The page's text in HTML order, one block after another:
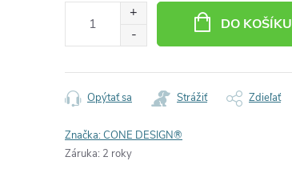
DO KOŠÍKU
Opýtať sa Strážiť Zdieľať
Značka:CONE DESIGN®
Záruka: 2 roky